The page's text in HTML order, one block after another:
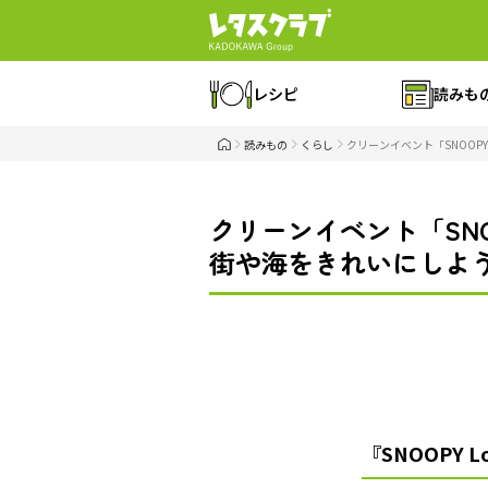
レシピ 読みも
読みもの くらし クリーンイベント「
クリーンイベント「
街や海をきれいにしよ
『SNOOPY